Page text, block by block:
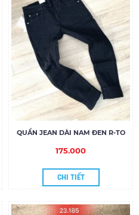
QUẦN JEAN DÀI NAM ĐEN R-TO
175.000
CHI TIẾT